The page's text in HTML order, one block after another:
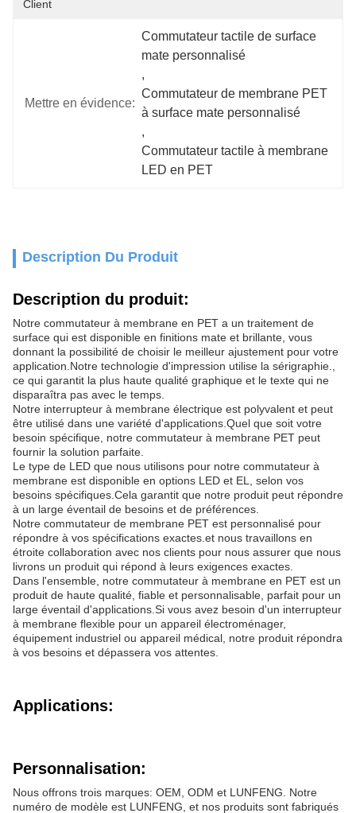
Client
Mettre en évidence:
Commutateur tactile de surface
mate personnalisé
,
Commutateur de membrane PET
à surface mate personnalisé
,
Commutateur tactile à membrane
LED en PET
Description Du Produit
Description du produit:
Notre commutateur à membrane en PET a un traitement de
surface qui est disponible en finitions mate et brillante, vous
donnant la possibilité de choisir le meilleur ajustement pour votre
application.Notre technologie d'impression utilise la sérigraphie.,
ce qui garantit la plus haute qualité graphique et le texte qui ne
disparaîtra pas avec le temps.
Notre interrupteur à membrane électrique est polyvalent et peut
être utilisé dans une variété d'applications.Quel que soit votre
besoin spécifique, notre commutateur à membrane PET peut
fournir la solution parfaite.
Le type de LED que nous utilisons pour notre commutateur à
membrane est disponible en options LED et EL, selon vos
besoins spécifiques.Cela garantit que notre produit peut répondre
à un large éventail de besoins et de préférences.
Notre commutateur de membrane PET est personnalisé pour
répondre à vos spécifications exactes.et nous travaillons en
étroite collaboration avec nos clients pour nous assurer que nous
livrons un produit qui répond à leurs exigences exactes.
Dans l'ensemble, notre commutateur à membrane en PET est un
produit de haute qualité, fiable et personnalisable, parfait pour un
large éventail d'applications.Si vous avez besoin d'un interrupteur
à membrane flexible pour un appareil électroménager,
équipement industriel ou appareil médical, notre produit répondra
à vos besoins et dépassera vos attentes.
Applications:
Personnalisation:
Nous offrons trois marques: OEM, ODM et LUNFENG. Notre
numéro de modèle est LUNFENG, et nos produits sont fabriqués